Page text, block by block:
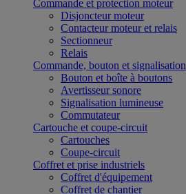
Commande et protection moteur
Disjoncteur moteur
Contacteur moteur et relais
Sectionneur
Relais
Commande, bouton et signalisation
Bouton et boîte à boutons
Avertisseur sonore
Signalisation lumineuse
Commutateur
Cartouche et coupe-circuit
Cartouches
Coupe-circuit
Coffret et prise industriels
Coffret d'équipement
Coffret de chantier